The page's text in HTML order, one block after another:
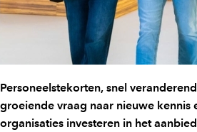
Personeelstekorten, snel
groeiende vraag naar nieuwe kennis
organisaties investeren in het